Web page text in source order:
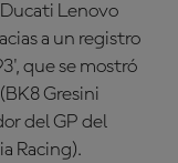
Lenovo
a un registro
que se mostró
Gresini
del GP del
Racing).